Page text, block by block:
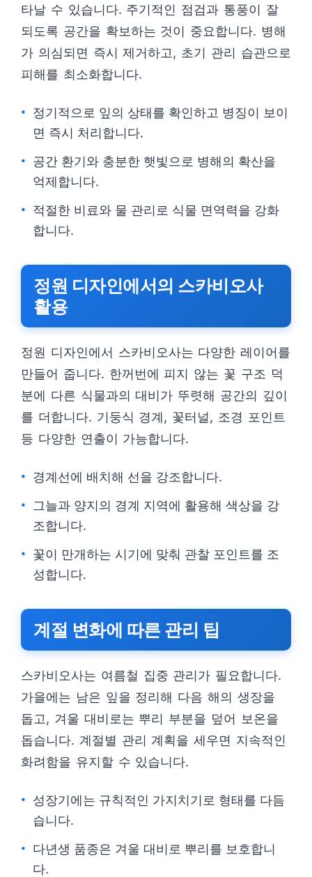
타날 수 있습니다. 주기적인 점검과 통풍이 잘
되도록 공간을 확보하는 것이 중요합니다. 병해
가 의심되면 즉시 제거하고, 초기 관리 습관으로
피해를 최소화합니다.
정기적으로 잎의 상태를 확인하고 병징이 보이
면 즉시 처리합니다.
공간 환기와 충분한 햇빛으로 병해의 확산을
억제합니다.
적절한 비료와 물 관리로 식물 면역력을 강화
합니다.
정원 디자인에서의 스카비오사
활용
정원 디자인에서 스카비오사는 다양한 레이어를
만들어 줍니다. 한꺼번에 피지 않는 꽃 구조 덕
분에 다른 식물과의 대비가 뚜렷해 공간의 깊이
를 더합니다. 기둥식 경계, 꽃터널, 조경 포인트
등 다양한 연출이 가능합니다.
경계선에 배치해 선을 강조합니다.
그늘과 양지의 경계 지역에 활용해 색상을 강
조합니다.
꽃이 만개하는 시기에 맞춰 관찰 포인트를 조
성합니다.
계절 변화에 따른 관리 팁
스카비오사는 여름철 집중 관리가 필요합니다.
가을에는 남은 잎을 정리해 다음 해의 생장을
돕고, 겨울 대비로는 뿌리 부분을 덮어 보온을
돕습니다. 계절별 관리 계획을 세우면 지속적인
화려함을 유지할 수 있습니다.
성장기에는 규칙적인 가지치기로 형태를 다듬
습니다.
다년생 품종은 겨울 대비로 뿌리를 보호합니
다.